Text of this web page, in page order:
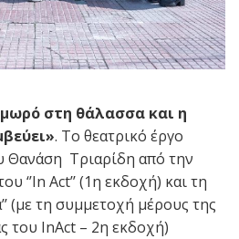
στη θάλασσα και η
. Το θεατρικό έργο
Θανάση Τριαρίδη από την
‘’In Act’’ (1η εκδοχή) και τη
(με τη συμμετοχή μέρους της
του InAct – 2η εκδοχή)